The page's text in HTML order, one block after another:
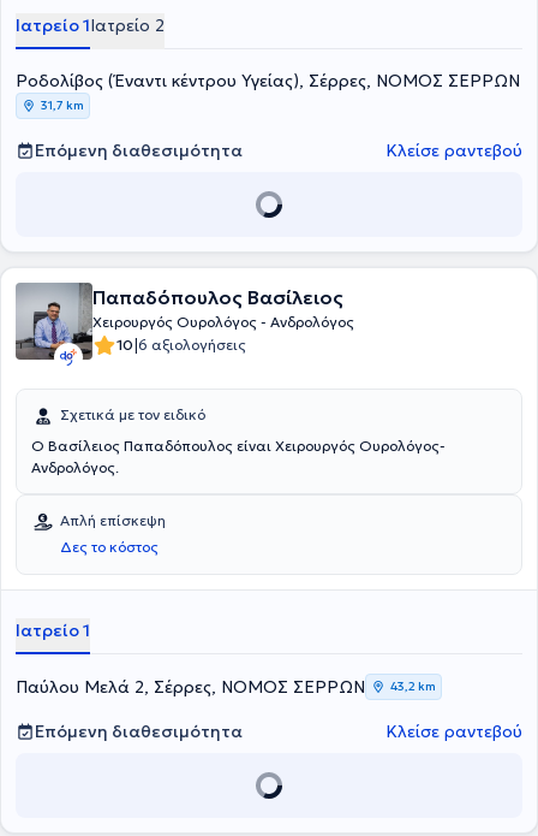
Ελληνικής και Ευρωπαϊκής Ουρολογικής Εταιρείας.
Ιατρείο 1Ιατρείο 2
Ροδολίβος (Έναντι κέντρου Υγείας), Σέρρες, ΝΟΜΟΣ ΣΕΡΡΩΝ
31,7 km
Επόμενη διαθεσιμότητα Κλείσε ραντεβού
Παπαδόπουλος Βασίλειος
Χειρουργός Ουρολόγος - Ανδρολόγος
10|6 αξιολογήσεις
Σχετικά με τον ειδικό
O Βασίλειος Παπαδόπουλος είναι Χειρουργός Ουρολόγος-
Ανδρολόγος.
Απλή επίσκεψη
Δες το κόστος
Ιατρείο 1
Παύλου Μελά 2, Σέρρες, ΝΟΜΟΣ ΣΕΡΡΩΝ 43,2 km
Επόμενη διαθεσιμότητα Κλείσε ραντεβού